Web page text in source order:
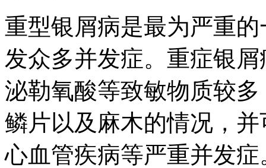
重型银屑病是最为严重
发众多并发症。重症银
泌勒氧酸等致敏物质较
鳞片以及麻木的情况，
心血管疾病等严重并发